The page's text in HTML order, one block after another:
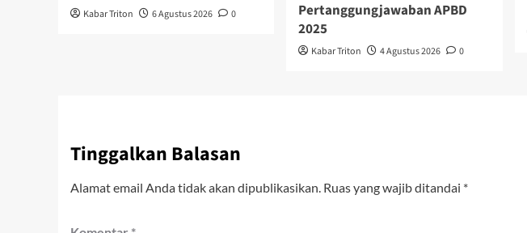
Kabar Triton 6 Agustus 2026 0
Pertanggungjawaban APBD
2025
Kabar Triton 4 Agustus 2026 0
Tinggalkan Balasan
Alamat email Anda tidak akan dipublikasikan. Ruas yang wajib ditandai *